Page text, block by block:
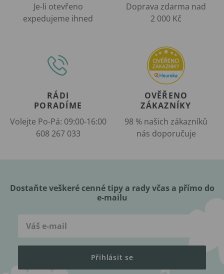
Je-li otevřeno
expedujeme ihned
Doprava zdarma nad
2 000 Kč
RÁDI
PORADÍME
Volejte Po-Pá: 09:00-16:00
608 267 033
OVĚŘENO
ZÁKAZNÍKY
98 % našich zákazníků
nás doporučuje
Dostaňte veškeré cenné tipy a rady včas a přímo do
e-mailu
Přihlásit se